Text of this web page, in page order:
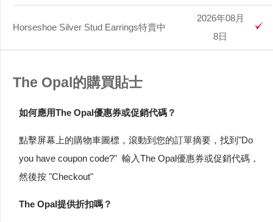
Horseshoe Silver Stud Earrings特賣中
2026年08月
8日
The Opal的購買貼士
如何應用The Opal優惠券或促銷代碼？
點擊屏幕上的購物車圖標，滾動到您的訂單摘要，找到"Do
you have coupon code?" 輸入The Opal優惠券或促銷代碼，
然後按 "Checkout"
The Opal提供折扣嗎？